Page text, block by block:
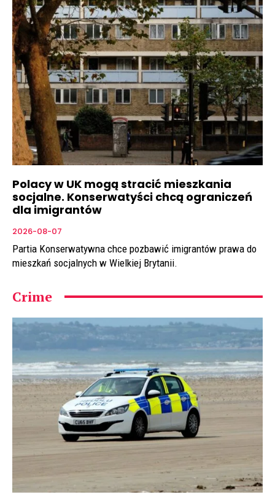
Polacy w UK mogą stracić mieszkania
socjalne. Konserwatyści chcą ograniczeń
dla imigrantów
2026-08-07
Partia Konserwatywna chce pozbawić imigrantów prawa do
mieszkań socjalnych w Wielkiej Brytanii.
Crime